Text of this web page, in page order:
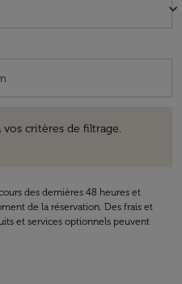
keyboard_arrow_down
critères de filtrage.
des dernières 48 heures et
de la réservation. Des frais et
et services optionnels peuvent